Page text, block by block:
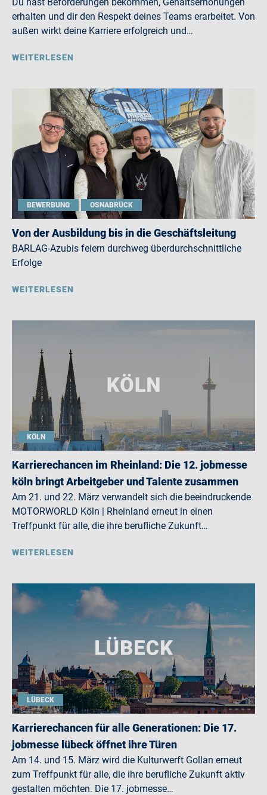
erhalten und dir den Respekt deines Teams erarbeitet. Von
außen wirkt deine Karriere erfolgreich und…
WEITERLESEN
BEWERBUNG OSNABRÜCK
Von der Ausbildung bis in die Geschäftsleitung
BARLAG-Azubis feiern durchweg überdurchschnittliche
Erfolge
WEITERLESEN
KÖLN
Karrierechancen im Rheinland: Die 12. jobmesse
köln bringt Arbeitgeber und Talente zusammen
Am 21. und 22. März verwandelt sich die beeindruckende
MOTORWORLD Köln | Rheinland erneut in einen
Treffpunkt für alle, die ihre berufliche Zukunft…
WEITERLESEN
LÜBECK
Karrierechancen für alle Generationen: Die 17.
jobmesse lübeck öffnet ihre Türen
Am 14. und 15. März wird die Kulturwerft Gollan erneut
zum Treffpunkt für alle, die ihre berufliche Zukunft aktiv
gestalten möchten. Die 17. jobmesse…